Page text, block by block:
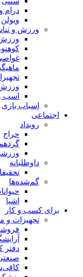
درام
ویولن
ورزش و
اسب
اسباب‌ بازی
اجتماعی
رویداد
حراج
داوطلبانه
گم‌شده‌ها
اشیا
برای کسب و کار
تجهیزات و
دفتر
صنعتی